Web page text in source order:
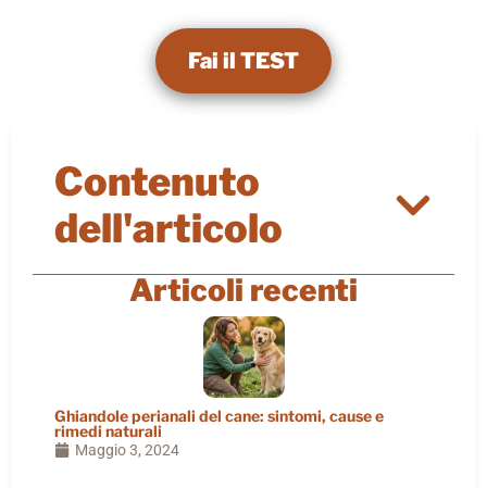
Fai il TEST
Contenuto
dell'articolo
Articoli recenti
Ghiandole perianali del cane: sintomi, cause e
rimedi naturali
Maggio 3, 2024